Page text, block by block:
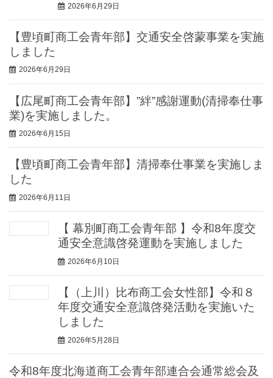
2026年6月29日
【豊頃町商工会青年部】交通安全啓蒙事業を実施
しました
2026年6月29日
【広尾町商工会青年部】”絆”感謝運動(清掃奉仕事
業)を実施しました。
2026年6月15日
【豊頃町商工会青年部】清掃奉仕事業を実施しま
した
2026年6月11日
【 幕別町商工会青年部 】令和8年度交
通安全意識啓発運動を実施しました
2026年6月10日
【（上川）比布商工会女性部】令和８
年度交通安全意識啓発活動を実施いた
しました
2026年5月28日
令和8年度北海道商工会青年部連合会通常総会及